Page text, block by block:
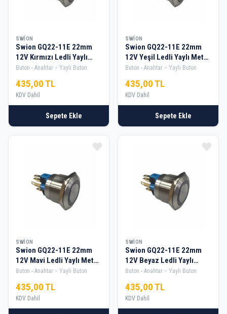
SWION
Swion GQ22-11E 22mm
12V Kırmızı Ledli Yaylı
Metal Buton
Buton - Anahtar Yaylı Buton
435,00 TL
KDV Dahil
Sepete Ekle
SWION
Swion GQ22-11E 22mm
12V Yeşil Ledli Yaylı Metal
Buton
Buton - Anahtar Yaylı Buton
435,00 TL
KDV Dahil
Sepete Ekle
SWION
Swion GQ22-11E 22mm
12V Mavi Ledli Yaylı Metal
Buton
Buton - Anahtar Yaylı Buton
435,00 TL
KDV Dahil
SWION
Swion GQ22-11E 22mm
12V Beyaz Ledli Yaylı
Metal Buton
Buton - Anahtar Yaylı Buton
435,00 TL
KDV Dahil